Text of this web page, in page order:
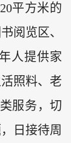
平方米的
阅览区、
人提供家
照料、老
服务，切
日接待周